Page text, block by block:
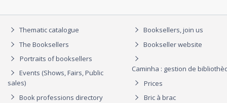
Thematic catalogue
The Booksellers
Portraits of booksellers
Events (Shows, Fairs, Public
sales)
Book professions directory
Booksellers, join us
Bookseller website
Caminha : gestion de
Prices
Bric à brac